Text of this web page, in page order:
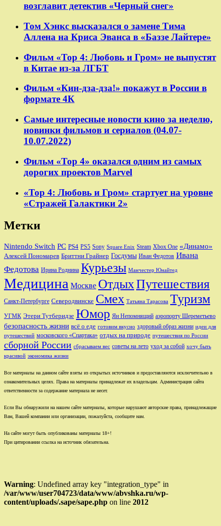
возглавит детектив «Черный снег»
Том Хэнкс высказался о замене Тима
Аллена на Криса Эванса в «Баззе Лайтере»
Фильм «Тор 4: Любовь и Гром» не выпустят
в Китае из-за ЛГБТ
Фильм «Кин-дза-дза!» покажут в России в
формате 4К
Самые интересные новости кино за неделю,
новинки фильмов и сериалов (04.07-
10.07.2022)
Фильм «Тор 4» оказался одним из самых
дорогих проектов Marvel
«Тор 4: Любовь и Гром» стартует на уровне
«Стражей Галактики 2»
Метки
Nintendo Switch PC PS4 PS5 Sony Square Enix Steam Xbox One «Динамо»
Алексей Пономарев Бриттни Грайнер Госдумы Иван Федотов Ивана
Федотова Ирина Роднина Курьезы Манчестер Юнайтед
Медицина Москве ОтдыхПутешествия
Санкт-Петербурге Северодвинске Смех Татьяна Тарасова Туризм
УГМК Этери Тутберидзе Юмор Ян Непомнящий аэропорту Шереметьево
безопасность жизни всё о еде готовим вкусно здоровый образ жизни идеи для
путешествий московского «Спартака» отдых на природе путешествия по России
сборной России сбрасываем вес советы на лето уход за собой хочу быть
красивой экономика жизни
Все материалы на данном сайте взяты из открытых источников и предоставляются исключительно в
ознакомительных целях. Права на материалы принадлежат их владельцам. Администрация сайта
ответственности за содержание материала не несет.
Если Вы обнаружили на нашем сайте материалы, которые нарушают авторские права, принадлежащие
Вам, Вашей компании или организации, пожалуйста, сообщите нам.
На сайте могут быть опубликованы материалы 18+!
При цитировании ссылка на источник обязательна.
Warning: Undefined array key "integration_type" in
/var/www/user704723/data/www/abvshka.ru/wp-
content/uploads/.sape/sape.php on line 2012